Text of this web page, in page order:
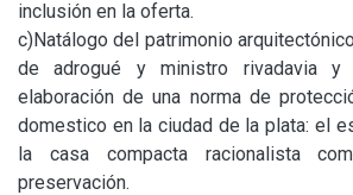
inclusión en la oferta.
c)Natálogo del patrimonio
de adrogué y ministro rivadavia y
elaboración de una norma de
domestico en la ciudad de la plata: el
la casa compacta racionalista
preservación.